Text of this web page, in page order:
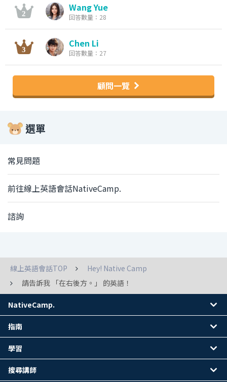
Wang Yue
回答數量：28
Chen Li
回答數量：27
顧問一覽
選單
常見問題
前往線上英語會話NativeCamp.
諮詢
線上英語會話TOP
Hey! Native Camp
請告訴我 「在右後方。」 的英語！
NativeCamp.
指南
學習
搜尋講師